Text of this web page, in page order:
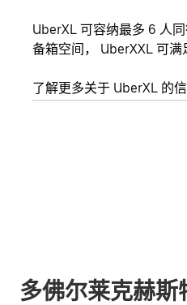
UberXL 可容纳最多 6 人
备箱空间， UberXXL 可满
了解更多关于 UberXL 的
多佛尔莱克赫斯